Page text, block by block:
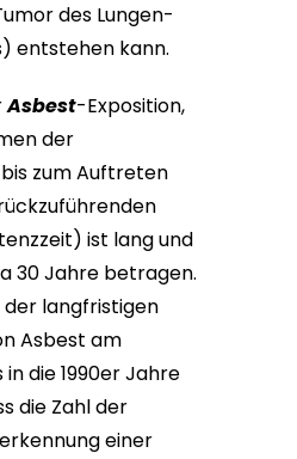
des Lungen-
entstehen kann.
Asbest-⁠Exposition⁠,
der
bis zum Auftreten
ist lang und
30 Jahre betragen.
der langfristigen
Asbest am
die 1990er Jahre
die Zahl der
einer